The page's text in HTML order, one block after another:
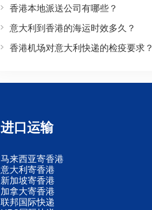
香港本地派送公司有哪些？
意大利到香港的海运时效多久？
香港机场对意大利快递的检疫要求？
进口运输
马来西亚寄香港
意大利寄香港
新加坡寄香港
加拿大寄香港
联邦国际快递